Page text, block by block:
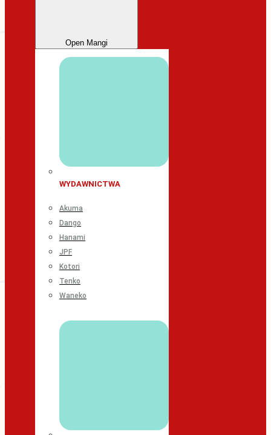
Open Mangi
WYDAWNICTWA
Akuma
Dango
Hanami
JPF
Kotori
Tenko
Waneko